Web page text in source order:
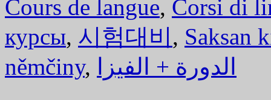
Cours de langue, Corsi di
курсы, 시험대비, Saksan
němčiny, الدورة + الفيزا